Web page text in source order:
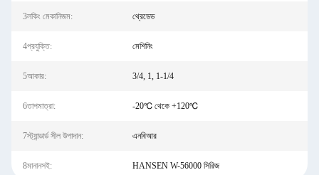
3লকিং মেকানিজম: থ্রেডেড
4প্রযুক্তি: মেশিনিং
5আকার: 3/4, 1, 1-1/4
6তাপমাত্রা: -20℃ থেকে +120℃
7স্ট্যান্ডার্ড সীল উপাদান: এনবিআর
8মানানসই: HANSEN W-56000 সিরিজ